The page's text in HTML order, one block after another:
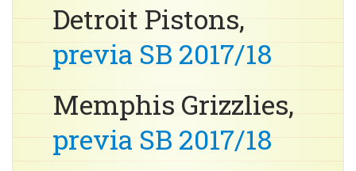
Detroit Pistons,
previa SB 2017/18
Memphis Grizzlies,
previa SB 2017/18